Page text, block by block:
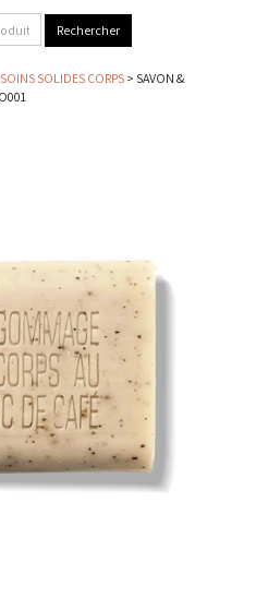
SOINS SOLIDES CORPS > SAVON &